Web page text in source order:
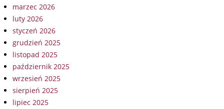
marzec 2026
luty 2026
styczeń 2026
grudzień 2025
listopad 2025
październik 2025
wrzesień 2025
sierpień 2025
lipiec 2025